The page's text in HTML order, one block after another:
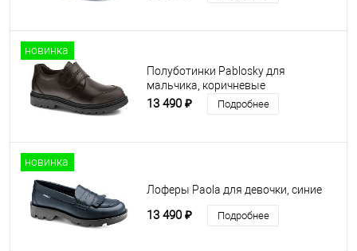
новинка
Полуботинки Pablosky для
мальчика, коричневые
13 490 ₽ Подробнее
новинка
Лоферы Paola для девочки, синие
13 490 ₽ Подробнее